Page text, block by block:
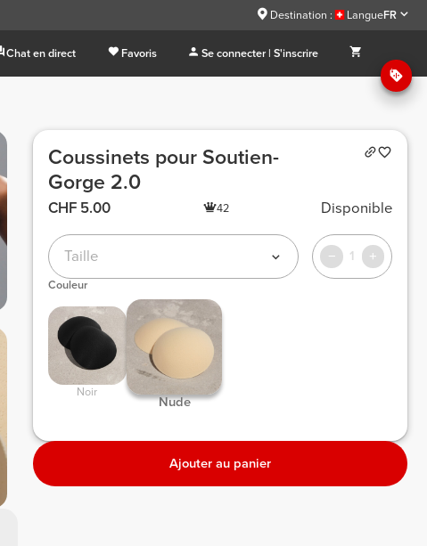
Destination : LangueFR
Chat en direct Favoris Se connecter | S'inscrire
Coussinets pour Soutien-
Gorge 2.0
CHF 5.00 42 Disponible
Taille 1
Couleur
Noir
Nude
Ajouter au panier